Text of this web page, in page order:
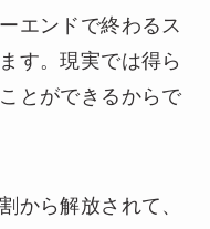
エンドで終わるス
す。現実では得ら
とができるからで
から解放されて、